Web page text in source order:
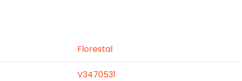
Florestal
V3470531